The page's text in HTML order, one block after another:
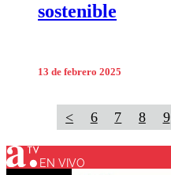
sostenible
13 de febrero 2025
< 6 7 8 9
EN VIVO